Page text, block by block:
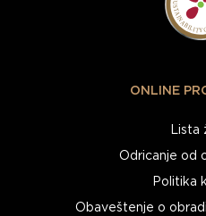
ONLINE
Lista
Odricanje od
Politika
Obaveštenje o